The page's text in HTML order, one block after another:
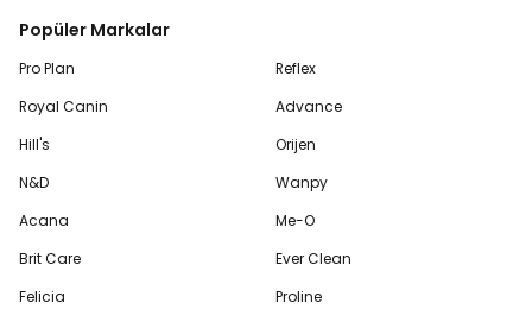
Popüler Markalar
Pro Plan
Royal Canin
Hill's
N&D
Acana
Brit Care
Felicia
Reflex
Advance
Orijen
Wanpy
Me-O
Ever Clean
Proline